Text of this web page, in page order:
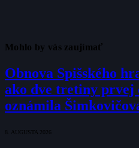
Mohlo by vás zaujímať
Obnova Spišského
ako dve tretiny prvej
oznámila
8. AUGUSTA 2026